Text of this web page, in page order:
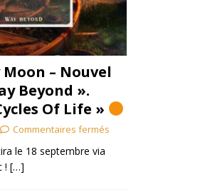
– Nouvel
Beyond ».
Of Life »
Commentaires fermés
le 18 septembre via
! […]